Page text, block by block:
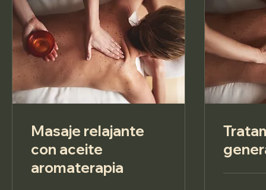
Masaje relajante
con aceite
aromaterapia